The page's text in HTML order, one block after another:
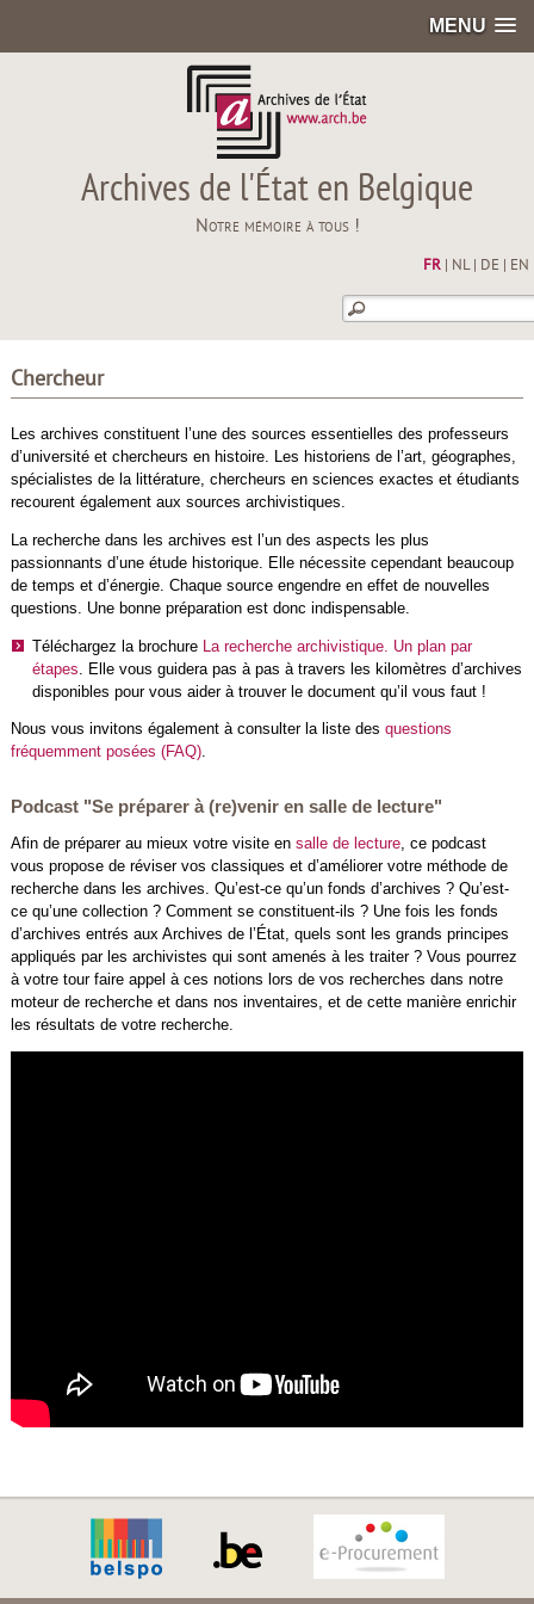
MENU
Archives de l'État en Belgique
Notre mémoire à tous !
FR| NL| DE EN
Chercheur
Les archives constituent l’une des sources essentielles des professeurs
d’université et chercheurs en histoire. Les historiens de l’art, géographes,
spécialistes de la littérature, chercheurs en sciences exactes et étudiants
recourent également aux sources archivistiques.
La recherche dans les archives est l’un des aspects les plus
passionnants d’une étude historique. Elle nécessite cependant beaucoup
de temps et d’énergie. Chaque source engendre en effet de nouvelles
questions. Une bonne préparation est donc indispensable.
Téléchargez la brochure La recherche archivistique. Un plan par
étapes . Elle vous guidera pas à pas à travers les kilomètres d’archives
disponibles pour vous aider à trouver le document qu’il vous faut !
Nous vous invitons également à consulter la liste des questions
fréquemment posées (FAQ).
Podcast "Se préparer à (re)venir en salle de lecture"
Afin de préparer au mieux votre visite en salle de lecture, ce podcast
vous propose de réviser vos classiques et d’améliorer votre méthode de
recherche dans les archives. Qu’est-ce qu’un fonds d’archives ? Qu’est-
ce qu’une collection ? Comment se constituent-ils ? Une fois les fonds
d’archives entrés aux Archives de l’État, quels sont les grands principes
appliqués par les archivistes qui sont amenés à les traiter ? Vous pourrez
à votre tour faire appel à ces notions lors de vos recherches dans notre
moteur de recherche et dans nos inventaires, et de cette manière enrichir
les résultats de votre recherche.